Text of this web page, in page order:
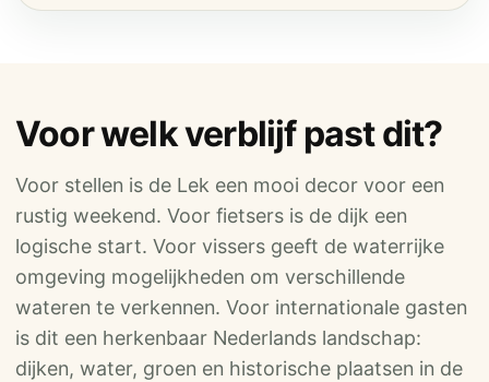
Voor welk verblijf past dit?
Voor stellen is de Lek een mooi decor voor een
rustig weekend. Voor fietsers is de dijk een
logische start. Voor vissers geeft de waterrijke
omgeving mogelijkheden om verschillende
wateren te verkennen. Voor internationale gasten
is dit een herkenbaar Nederlands landschap:
dijken, water, groen en historische plaatsen in de